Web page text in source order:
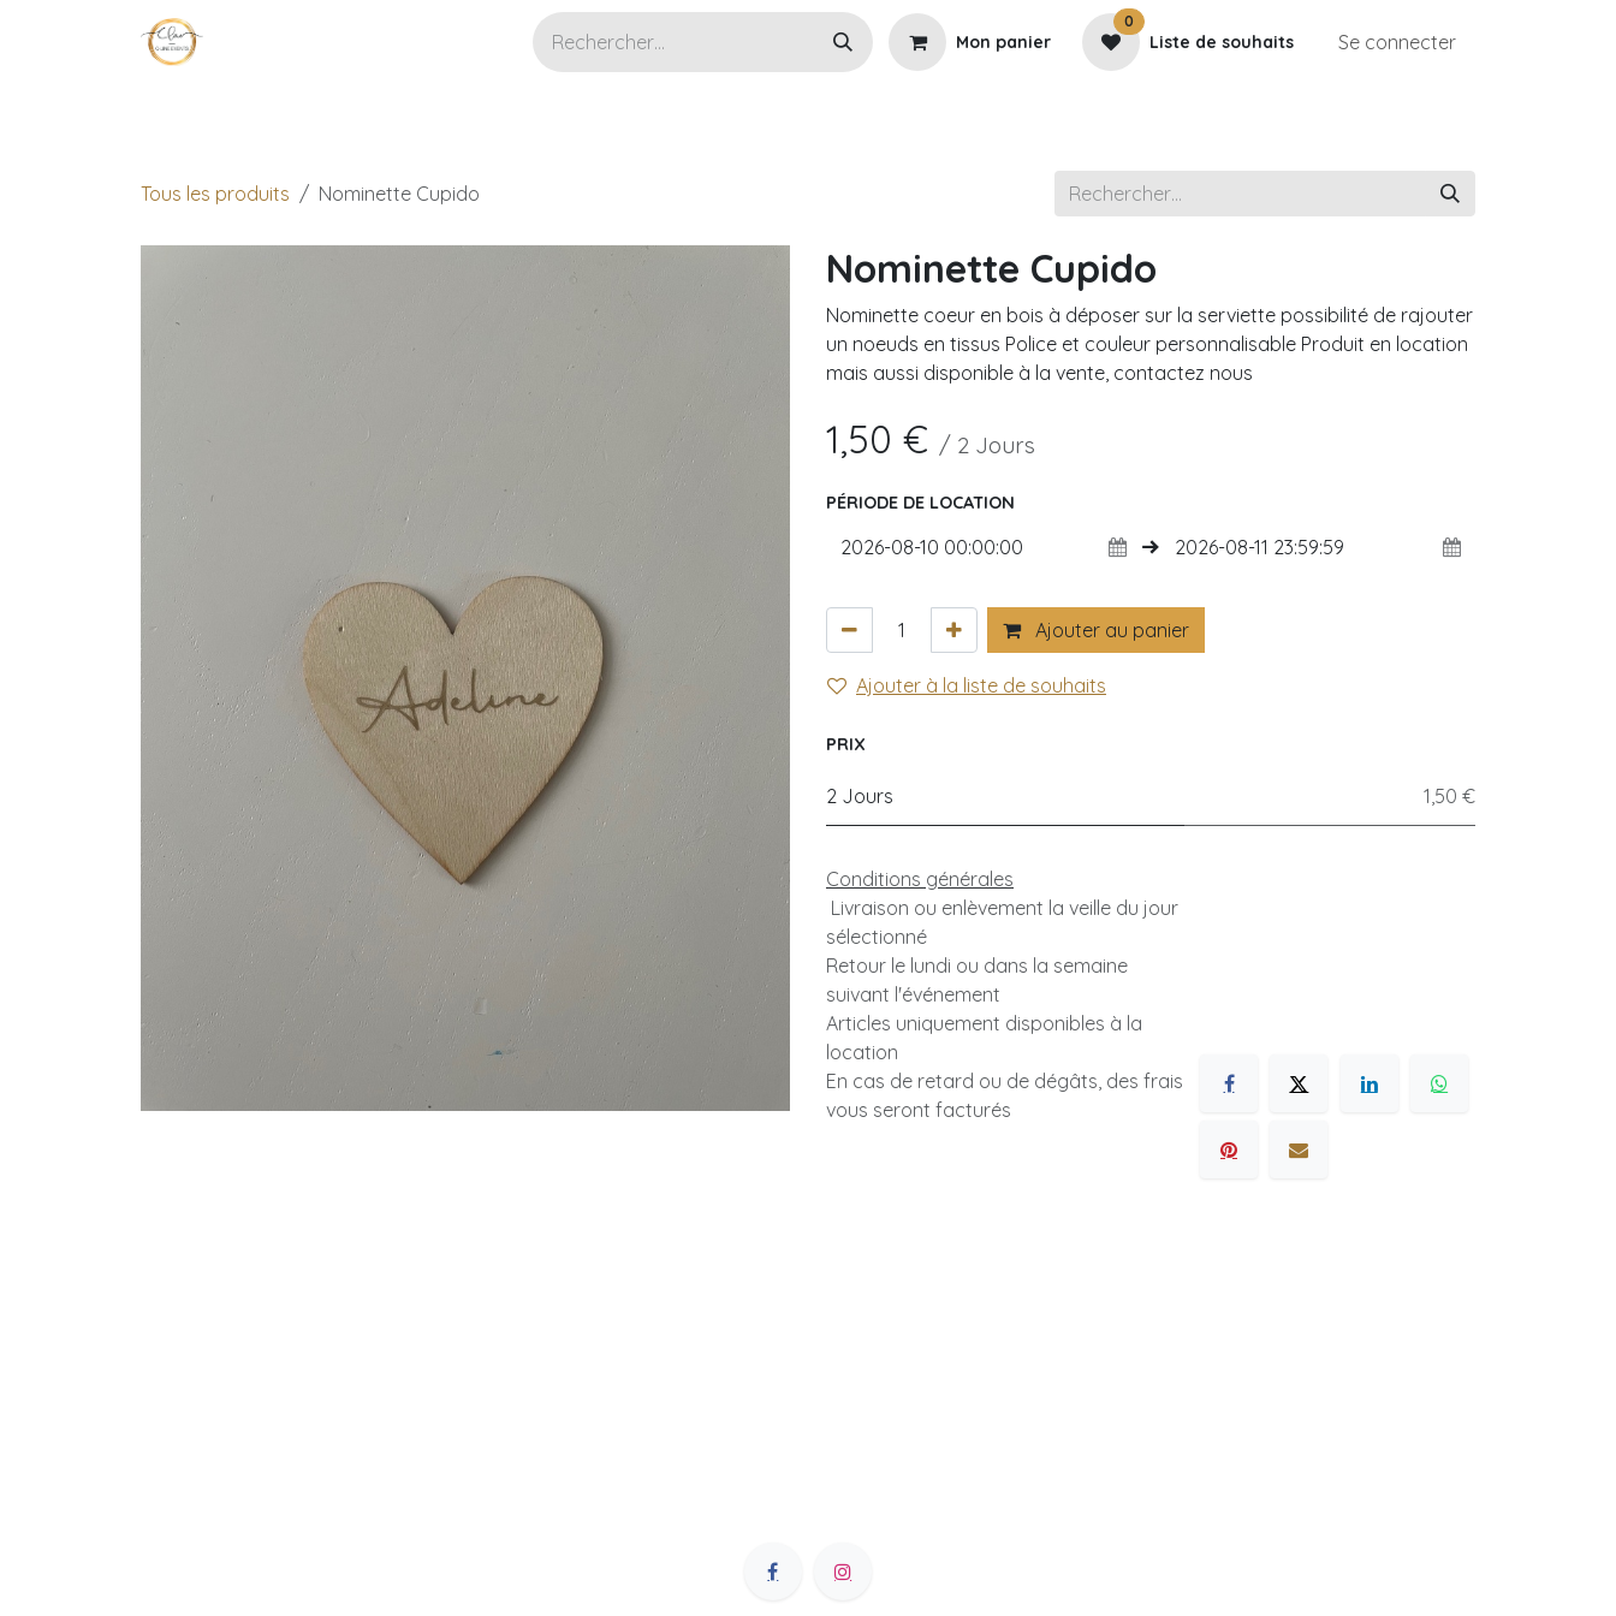
Se rendre au contenu
Mon panier
0
Liste de souhaits Se connecter
Tous les produits Nominette Cupido
Nominette Cupido
Nominette coeur en bois à déposer sur la serviette possibilité de rajouter
un noeuds en tissus Police et couleur personnalisable Produit en location
mais aussi disponible à la vente, contactez nous
1,50 € / 2 Jours
PÉRIODE DE LOCATION
Ajouter au panier
Ajouter à la liste de souhaits
PRIX
2 Jours 1,50 €
Conditions générales
Livraison ou enlèvement la veille du jour
sélectionné
Retour le lundi ou dans la semaine
suivant l'événement
Articles uniquement disponibles à la
location
En cas de retard ou de dégâts, des frais
vous seront facturés